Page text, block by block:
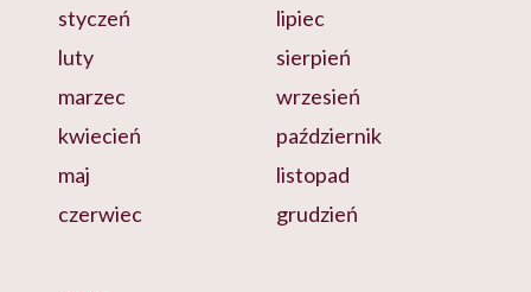
styczeń
luty
marzec
kwiecień
maj
czerwiec
lipiec
sierpień
wrzesień
październik
listopad
grudzień